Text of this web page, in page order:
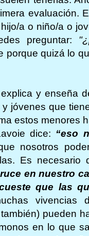
evaluación.
a o niño/a o
preguntar:
porque quizá lo
y enseña
jóvenes que
estos menores
dice: “eso
nosotros
Es
en nuestro
que las
vivencias
pueden
en lo que